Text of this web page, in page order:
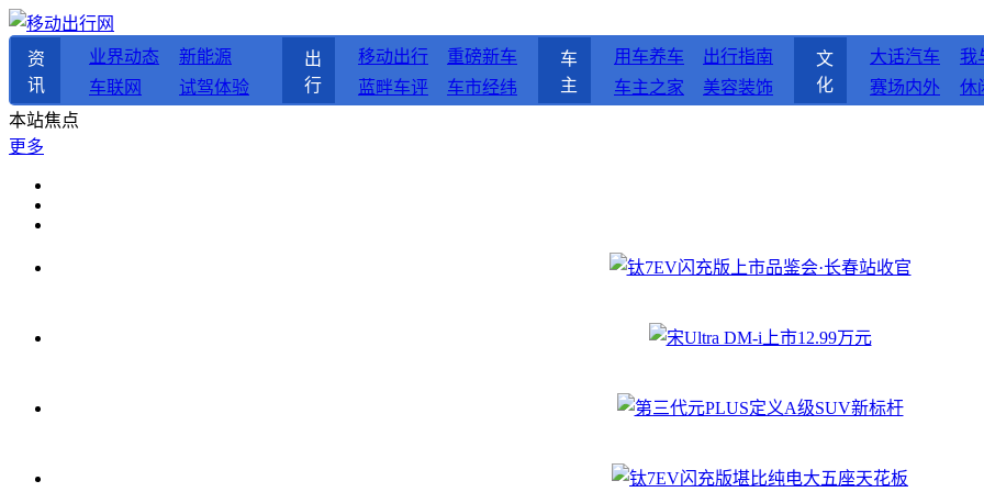
资
讯
业界动态
新能源
车联网
试驾体验
出
行
移动出行
重磅新车
蓝畔车评
车市经纬
车
主
用车养车
出行指南
车主之家
美容装饰
文
化
大话汽车
我
赛场内外
休
本站焦点
更多